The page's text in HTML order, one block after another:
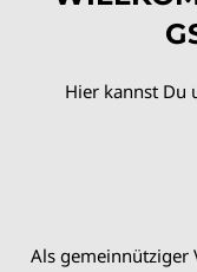
Hier kannst Du
Als gemeinnütziger